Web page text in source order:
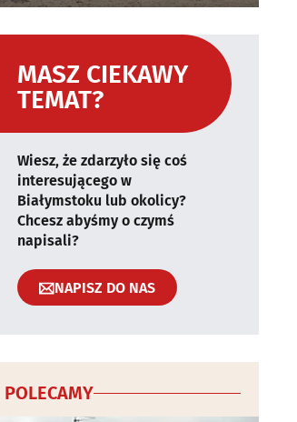
MASZ CIEKAWY
TEMAT?
Wiesz, że zdarzyło się coś
interesującego w
Białymstoku lub okolicy?
Chcesz abyśmy o czymś
napisali?
NAPISZ DO NAS
POLECAMY